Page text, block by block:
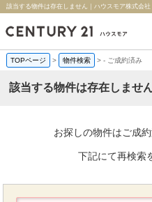
該当する物件は存在しません｜ハウスモア株式会社
TOPページ > 物件検索 >- ご成約済み
該当する物件は存在しませ
お探しの物件はご成
下記にて再検索